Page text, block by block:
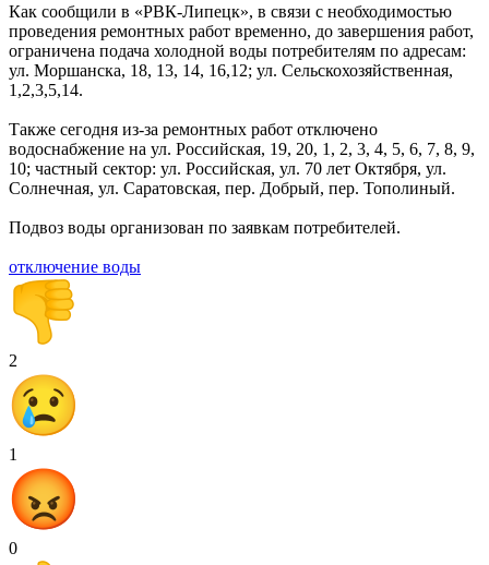
Как сообщили в «РВК-Липецк», в связи с необходимостью
проведения ремонтных работ временно, до завершения работ,
ограничена подача холодной воды потребителям по адресам:
ул. Моршанска, 18, 13, 14, 16,12; ул. Сельскохозяйственная,
1,2,3,5,14.
Также сегодня из-за ремонтных работ отключено
водоснабжение на ул. Российская, 19, 20, 1, 2, 3, 4, 5, 6, 7, 8, 9,
10; частный сектор: ул. Российская, ул. 70 лет Октября, ул.
Солнечная, ул. Саратовская, пер. Добрый, пер. Тополиный.
Подвоз воды организован по заявкам потребителей.
отключение воды
2
1
0